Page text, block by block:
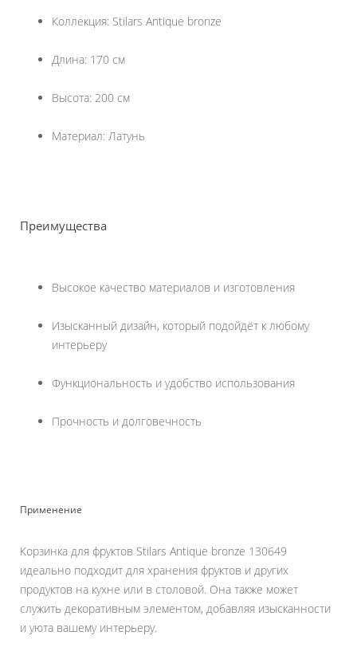
Коллекция: Stilars Antique bronze
Длина: 170 см
Высота: 200 см
Материал: Латунь
Преимущества
Высокое качество материалов и изготовления
Изысканный дизайн, который подойдёт к любому
интерьеру
Функциональность и удобство использования
Прочность и долговечность
Применение
Корзинка для фруктов Stilars Antique bronze 130649
идеально подходит для хранения фруктов и других
продуктов на кухне или в столовой. Она также может
служить декоративным элементом, добавляя изысканности
и уюта вашему интерьеру.